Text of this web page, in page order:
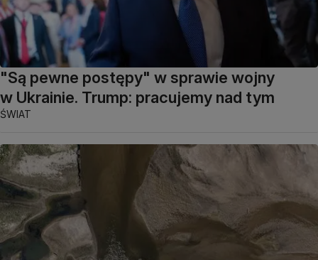
"Są pewne postępy" w sprawie wojny
w Ukrainie. Trump: pracujemy nad tym
ŚWIAT